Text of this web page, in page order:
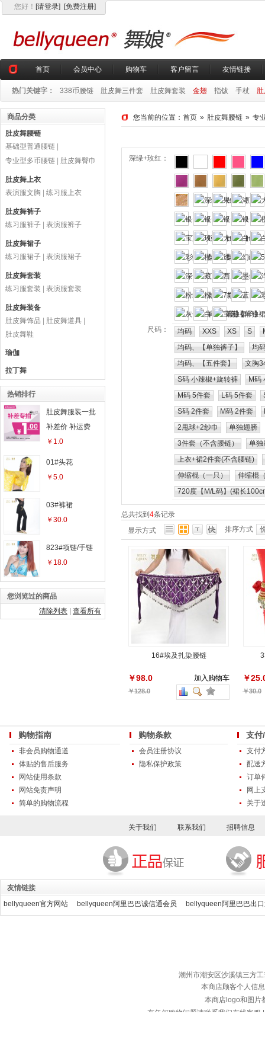
您好 ！ [请登录] [免费注册]
首页 会员中心 购物车 客户留言 友情链接
热门关键字： 338币腰链 肚皮舞三件套 肚皮舞套装 金翅 指钹 手杖
您当前的位置： 首页 » 肚皮舞腰链 » 专
深绿+玫红：
尺码： 均码 XXS XS S
均码、【单独裤子】
均
均码、【五件套】
文胸
S码 小辣椒+旋转裤
M码
M码 5件套
L码 5件套
S码 2件套
M码 2件套
2甩球+2纱巾
单独翅膀
3件套（不含腰链）
单独
上衣+裙2件套(不含腰链)
伸缩棍（一只）
伸缩棍
720度【M/L码】(裙长
总共找到 4条记录
显示方式
排序方式
16#埃及扎染腰链
￥98.0 加入购物车
￥128.0
￥
￥30.0
商品分类
肚皮舞腰链
基础型普通腰链
专业型多币腰链
肚皮舞臀巾
肚皮舞上衣
表演服文胸
练习服上衣
肚皮舞裤子
练习服裤子
表演服裤子
肚皮舞裙子
练习服裙子
表演服裙子
肚皮舞套装
练习服套装
表演服套装
肚皮舞装备
肚皮舞饰品
肚皮舞道具
肚皮舞鞋
瑜伽
拉丁舞
热销排行
肚皮舞服装一批
补差价 补运费
￥1.0
01#头花
￥5.0
03#裤裙
￥30.0
823#项链/手链
￥18.0
您浏览过的商品
清除列表
查看所有
购物指南
非会员购物通道
体贴的售后服务
网站使用条款
网站免责声明
简单的购物流程
购物条款
会员注册协议
隐私保护政策
支付
支付
配送
订单
网上
关于
关于我们 联系我们 招聘信息
友情链接
bellyqueen官方网站
bellyqueen阿里巴巴诚信通会员 bellyqueen阿里巴巴出
潮州市潮安区沙溪镇三方
本商店顾客个人信
本商店logo和图片
有任何购物问题请联系我们在线客